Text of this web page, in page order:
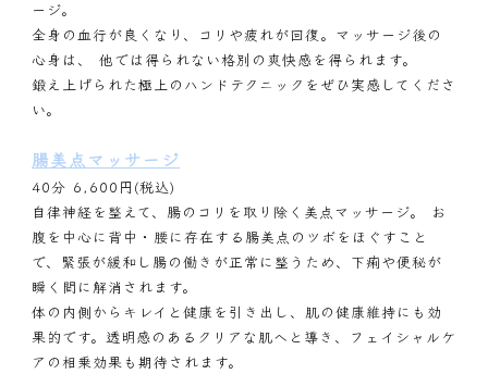
ージ。
全身の血行が良くなり、コリや疲れが回復。マッサージ後の
心身は、 他では得られない格別の爽快感を得られます。
鍛え上げられた極上のハンドテクニックをぜひ実感してくださ
い。
腸美点マッサージ
40分 6,600円(税込)
自律神経を整えて、腸のコリを取り除く美点マッサージ。 お
腹を中心に背中・腰に存在する腸美点のツボをほぐすこと
で、緊張が緩和し腸の働きが正常に整うため、下痢や便秘が
瞬く間に解消されます。
体の内側からキレイと健康を引き出し、肌の健康維持にも効
果的です。透明感のあるクリアな肌へと導き、フェイシャルケ
アの相乗効果も期待されます。